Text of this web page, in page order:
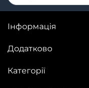
Інформація
Додатково
Категорії